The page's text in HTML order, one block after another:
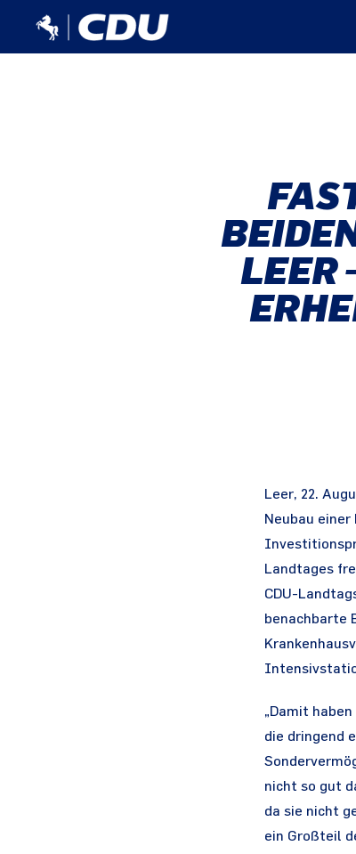
LEER
Leer, 22.
Neubau
Landtages
CDU-
benachbarte
„Damit
die dringend
nicht so gut
da sie nicht
ein Großteil